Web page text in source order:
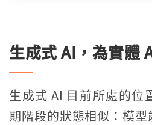
生成式 AI，為實體
生成式 AI 目前所處的位
期階段的狀態相似：模